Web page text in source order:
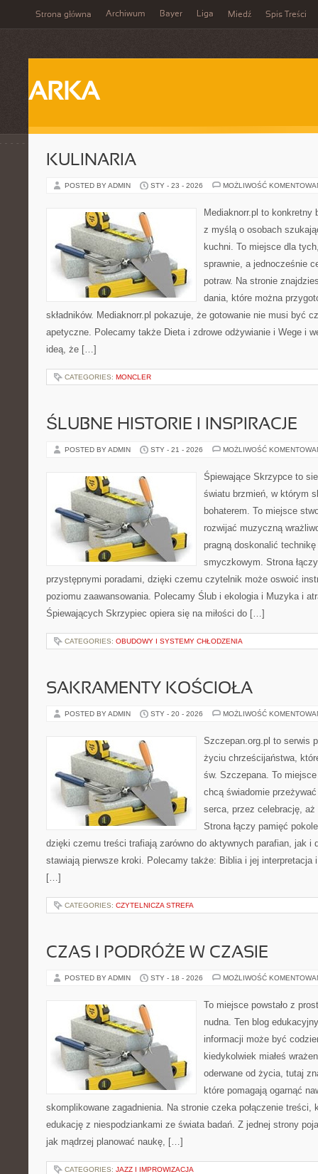
Strona główna Archiwum Bayer Liga Miedź Spis Treści
ARKA
KULINARIA
POSTED BY ADMIN STY - 23 - 2026 MOŻLIWOŚĆ
Mediaknorr.pl to konkretny
z myślą o osobach
kuchni. To miejsce dla
sprawnie, a jednocześnie
potraw. Na stronie
dania, które można
składników. Mediaknorr.pl pokazuje, że gotowanie nie musi być
apetyczne. Polecamy także Dieta i zdrowe odżywianie i Wege i
ideą, że […]
CATEGORIES: MONCLER
ŚLUBNE HISTORIE I INSPIRACJE
POSTED BY ADMIN STY - 21 - 2026 MOŻLIWOŚĆ
Śpiewające Skrzypce to
światu brzmień, w którym
bohaterem. To miejsce
rozwijać muzyczną
pragną doskonalić
smyczkowym. Strona
przystępnymi poradami, dzięki czemu czytelnik może oswoić
poziomu zaawansowania. Polecamy Ślub i ekologia i Muzyka i
Śpiewających Skrzypiec opiera się na miłości do […]
CATEGORIES: OBUDOWY I SYSTEMY CHŁODZENIA
SAKRAMENTY KOŚCIOŁA
POSTED BY ADMIN STY - 20 - 2026 MOŻLIWOŚĆ
Szczepan.org.pl to serwis
życiu chrześcijaństwa,
św. Szczepana. To
chcą świadomie
serca, przez celebrację,
Strona łączy pamięć
dzięki czemu treści trafiają zarówno do aktywnych parafian, jak i
stawiają pierwsze kroki. Polecamy także: Biblia i jej interpretacja
[…]
CATEGORIES: CZYTELNICZA STREFA
CZAS I PODRÓŻE W CZASIE
POSTED BY ADMIN STY - 18 - 2026 MOŻLIWOŚĆ
To miejsce powstało z
nudna. Ten blog
informacji może być
kiedykolwiek miałeś
oderwane od życia, tutaj
które pomagają ogarnąć
skomplikowane zagadnienia. Na stronie czeka połączenie treści,
edukację z niespodziankami ze świata badań. Z jednej strony
jak mądrzej planować naukę, […]
CATEGORIES: JAZZ I IMPROWIZACJA